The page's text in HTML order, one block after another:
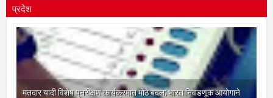
प्रदेश
मतदार यादी विशेष पुनरीक्षण कार्यक्रमात मोठे बदल; भारत निवडणूक आयोगाने